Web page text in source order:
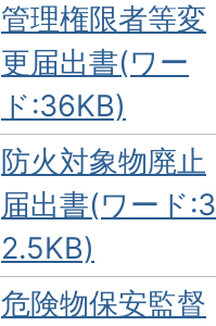
管理権限者等変
更届出書(ワー
ド:36KB)
防火対象物廃止
届出書(ワード:3
2.5KB)
危険物保安監督